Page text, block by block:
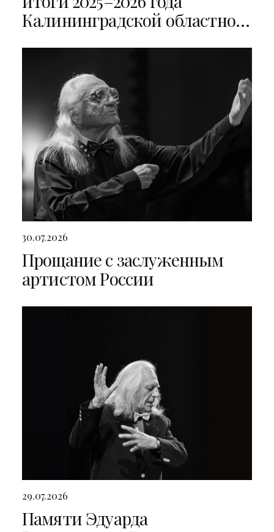
Калининградской областной
30.07.2026
Прощание с заслуженным
артистом России
29.07.2026
Памяти Эдуарда